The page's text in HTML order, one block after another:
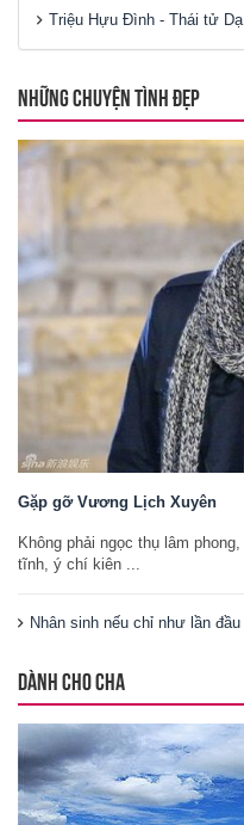
Triệu Hựu Đình - Thái tử
NHỮNG CHUYỆN TÌNH ĐẸP
Gặp gỡ Vương Lịch Xuyên
Không phải ngọc thụ lâm
tĩnh, ý chí kiên ...
Nhân sinh nếu chỉ như lần
DÀNH CHO CHA